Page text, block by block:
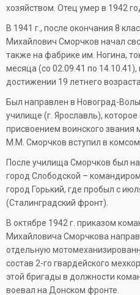
хозяйством. Отец умер в 1942
В 1941 г., после окончания 8
Михайлович Сморчков начал
также на фабрике им. Ногина,
месяца (со 02.09.41 по
достижении 19 летнего
Был направлен в Новоград-
училище (г. Ярославль),
присвоением воинского
М.М. Сморчков вступил в
После училища Сморчков был
город Слободской –
город Горький, где пробыл с
(Сталинградский фронт).
В октябре 1942 г. приказом
Михайловича Сморчкова
отдельную
состав 2-го гвардейского
этой бригады в должности
воевал на Донском фронте.